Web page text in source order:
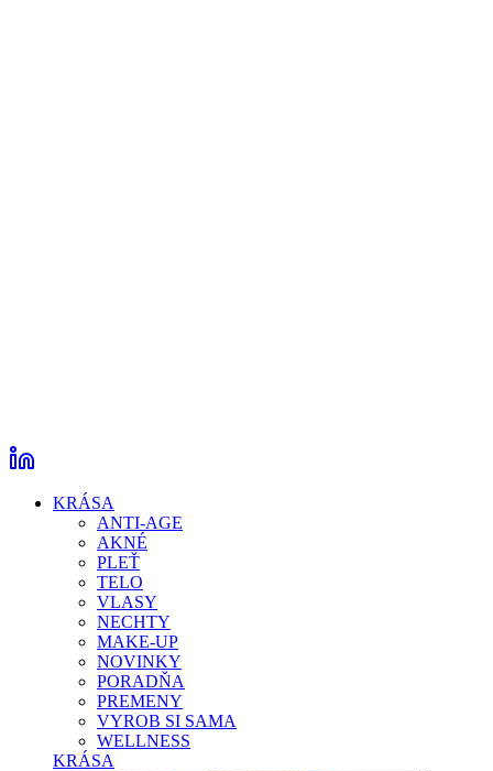
KRÁSA
ANTI-AGE
AKNÉ
PLEŤ
TELO
VLASY
NECHTY
MAKE-UP
NOVINKY
PORADŇA
PREMENY
VYROB SI SAMA
WELLNESS
KRÁSA